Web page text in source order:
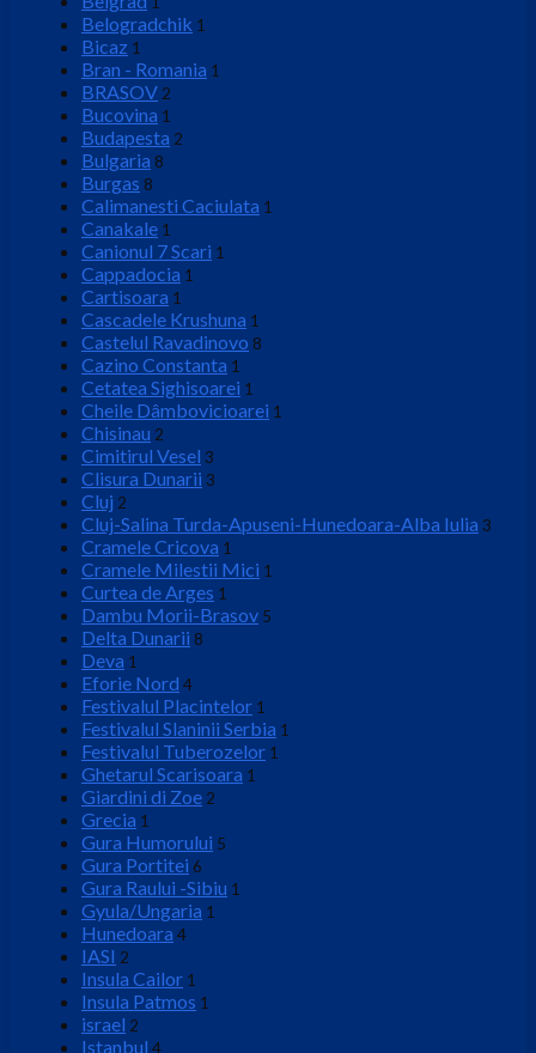
Belogradchik 1
Bicaz 1
Bran - Romania 1
BRASOV 2
Bucovina 1
Budapesta 2
Bulgaria 8
Burgas 8
Calimanesti Caciulata 1
Canakale 1
Canionul 7 Scari 1
Cappadocia 1
Cartisoara 1
Cascadele Krushuna 1
Castelul Ravadinovo 8
Cazino Constanta 1
Cetatea Sighisoarei 1
Cheile Dâmbovicioarei 1
Chisinau 2
Cimitirul Vesel 3
Clisura Dunarii 3
Cluj 2
Cluj-Salina Turda-Apuseni-Hunedoara-Alba Iulia 3
Cramele Cricova 1
Cramele Milestii Mici 1
Curtea de Arges 1
Dambu Morii-Brasov 5
Delta Dunarii 8
Deva 1
Eforie Nord 4
Festivalul Placintelor 1
Festivalul Slaninii Serbia 1
Festivalul Tuberozelor 1
Ghetarul Scarisoara 1
Giardini di Zoe 2
Grecia 1
Gura Humorului 5
Gura Portitei 6
Gura Raului -Sibiu 1
Gyula/Ungaria 1
Hunedoara 4
IASI 2
Insula Cailor 1
Insula Patmos 1
israel 2
Istanbul 4